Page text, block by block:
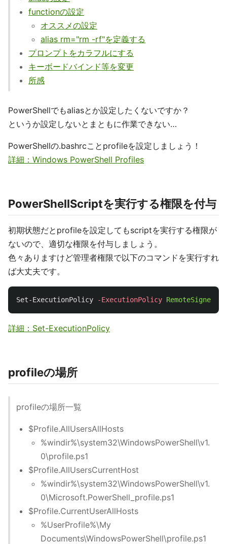
functionの設定
オススメの設定
alias rm="rm -rf"を定義する
プロンプトをカラフルにする
キーボードバインド等を変更
所感
PowerShellでもaliasとか設定したくないですか？
というか設定しないとまともに作業できない…
PowerShellの.bashrcことprofileを設定しましょう！
詳細：Windows PowerShell Profiles
PowerShellScriptを実行する権限を付与
初期状態だとprofileを設定してもscriptを実行する権限が
ないので、適切な権限を付与しましょう。
色々ありますけど管理者権限で以下のコマンドを実行すれ
ば大丈夫です。
Set-ExecutionPolicy -ExecutionPolicy RemoteSigned
詳細：Set-ExecutionPolicy
profileの場所
profileの場所一覧
$Profile.AllUsersAllHosts
%windir%\system32\WindowsPowerShell\v1.
0\profile.ps1
$Profile.AllUsersCurrentHost
%windir%\system32\WindowsPowerShell\v1.
0\Microsoft.PowerShell_profile.ps1
$Profile.CurrentUserAllHosts
%UserProfile%\My
Documents\WindowsPowerShell\profile.ps1